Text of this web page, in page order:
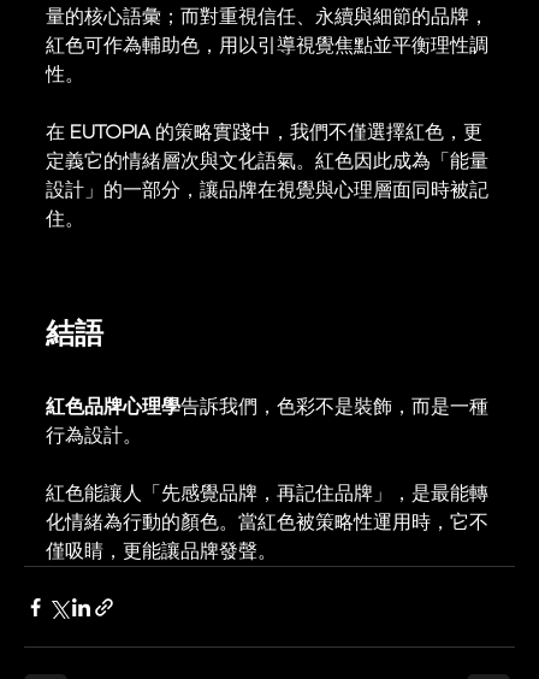
量的核心語彙；而對重視信任、永續與細節的品牌，
紅色可作為輔助色，用以引導視覺焦點並平衡理性調
性。
在 EUTOPIA 的策略實踐中，我們不僅選擇紅色，更
定義它的情緒層次與文化語氣。紅色因此成為「能量
設計」的一部分，讓品牌在視覺與心理層面同時被記
住。
結語
紅色品牌心理學告訴我們，色彩不是裝飾，而是一種
行為設計。
紅色能讓人「先感覺品牌，再記住品牌」，是最能轉
化情緒為行動的顏色。當紅色被策略性運用時，它不
僅吸睛，更能讓品牌發聲。